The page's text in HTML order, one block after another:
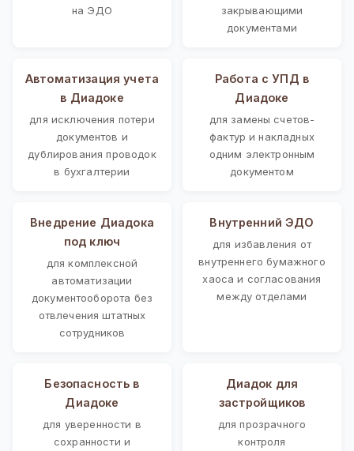
на ЭДО
закрывающими
документами
Автоматизация учета
в Диадоке
для исключения потери
документов и
дублирования проводок
в бухгалтерии
Работа с УПД в
Диадоке
для замены счетов-
фактур и накладных
одним электронным
документом
Внедрение Диадока
под ключ
для комплексной
автоматизации
документооборота без
отвлечения штатных
сотрудников
Внутренний ЭДО
для избавления от
внутреннего бумажного
хаоса и согласования
между отделами
Безопасность в
Диадоке
для уверенности в
сохранности и
Диадок для
застройщиков
для прозрачного
контроля